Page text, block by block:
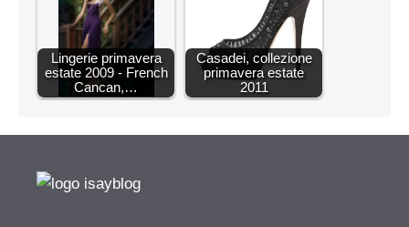
Lingerie primavera
estate 2009 - French
Cancan,…
Casadei, collezione
primavera estate
2011